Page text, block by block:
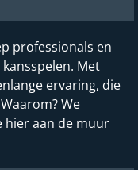
professionals en
Met
ervaring, die
We
hier aan de muur